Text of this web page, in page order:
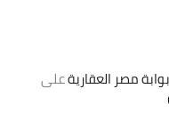
مصر العقاريةعلى